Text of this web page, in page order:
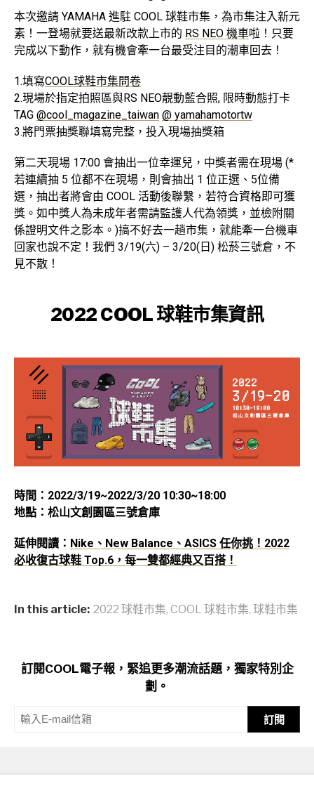
本次邀請 YAMAHA 進駐 COOL 球鞋市集，為市集注入新元
素！一登場就要送最新改款上市的 RS NEO 機車啦！只要
完成以下動作，就有機會牽一台最受注目的潮車回去！
1.填寫COOL球鞋市集問卷
2.現場於指定拍照區與RS NEO靚動藍合照, 限時動態打卡
TAG @cool_magazine_taiwan @ yamahamotortw
3.將門票抽獎聯填寫完整，投入現場抽獎箱
第二天現場 17:00 會抽出一位幸運兒，中獎者需在現場 (*
若連續抽 5 位都不在現場，則會抽出 1 位正選、5位備
選，抽出者將會由 COOL 活動後聯繫，若符合資格即可獲
獎。如中獎人為未成年者需請監護人代為領獎，並檢附關
係證明文件之影本。)搞不好去一趟市集，就能牽一台機車
回家也說不定！我們 3/19(六) – 3/20(日) 松菸三號倉，不
見不散！
2022 COOL 球鞋市集資訊
時間：2022/3/19~2022/3/20 10:30~18:00
地點：松山文創園區三號倉庫
延伸閱讀： Nike、New Balance、ASICS 任你挑！2022
必收復古球鞋 Top.6，每一雙都經典又百搭！
In this article: 2022 球鞋市集, COOL 球鞋市集, 球鞋市集
訂閱COOL電子報，緊追更多潮流話題，獨家特別企
劃。
訂閱